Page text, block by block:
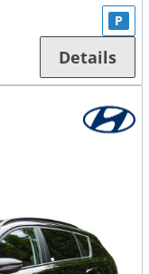
P
Details